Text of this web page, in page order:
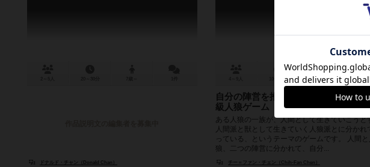
ドナルド・チャン（Donald Chan）
10分前後 10歳～ 1件
自分の陣営を推理する、司会不要の
級人狼ゲーム
ある人狼の一族が、人間として生きていこうと
人間派と獣として生きていく人狼派とに分かれ
っている、というテーマのゲームです。 人間と
狼、二つの陣営に分かれて、自分...
チー＝ファン・チェン（Chih-Fan Chen）